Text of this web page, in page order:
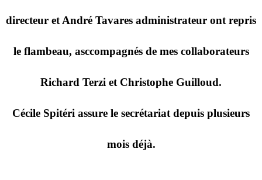
directeur et André Tavares administrateur ont repris
le flambeau, asccompagnés de mes collaborateurs
Richard Terzi et Christophe Guilloud.
Cécile Spitéri assure le secrétariat depuis plusieurs
mois déjà.